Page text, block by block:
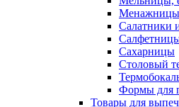
Менажницы
Салатники
Сахарницы
Столовый
Формы для
Товары для